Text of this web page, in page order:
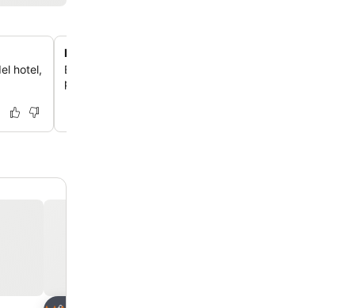
hotel,
Desayuno regional con delicias locales
Empieza el día con un desayuno buffet que incluye
productos regionales, como delicias locales como el